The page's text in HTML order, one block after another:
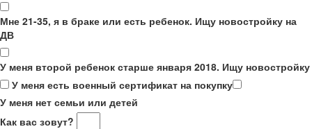
Мне 21-35, я в браке или есть ребенок. Ищу новостройку на
ДВ
У меня второй ребенок старше января 2018. Ищу новостройку
У меня есть военный сертификат на покупку
У меня нет семьи или детей
Как вас зовут?